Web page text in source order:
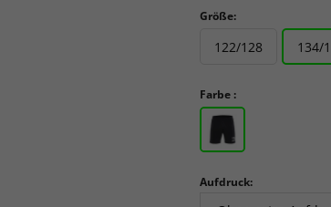
Größe:
122/128 134/
Farbe :
Aufdruck: